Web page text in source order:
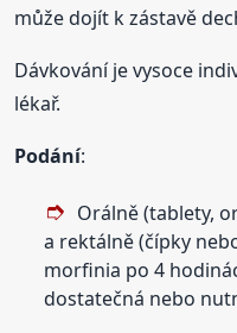
může dojít k zástavě
Dávkování je vysoce
lékař.
Podání:
Orálně (tablety,
a rektálně (čípky
morfinia po 4
dostatečná nebo